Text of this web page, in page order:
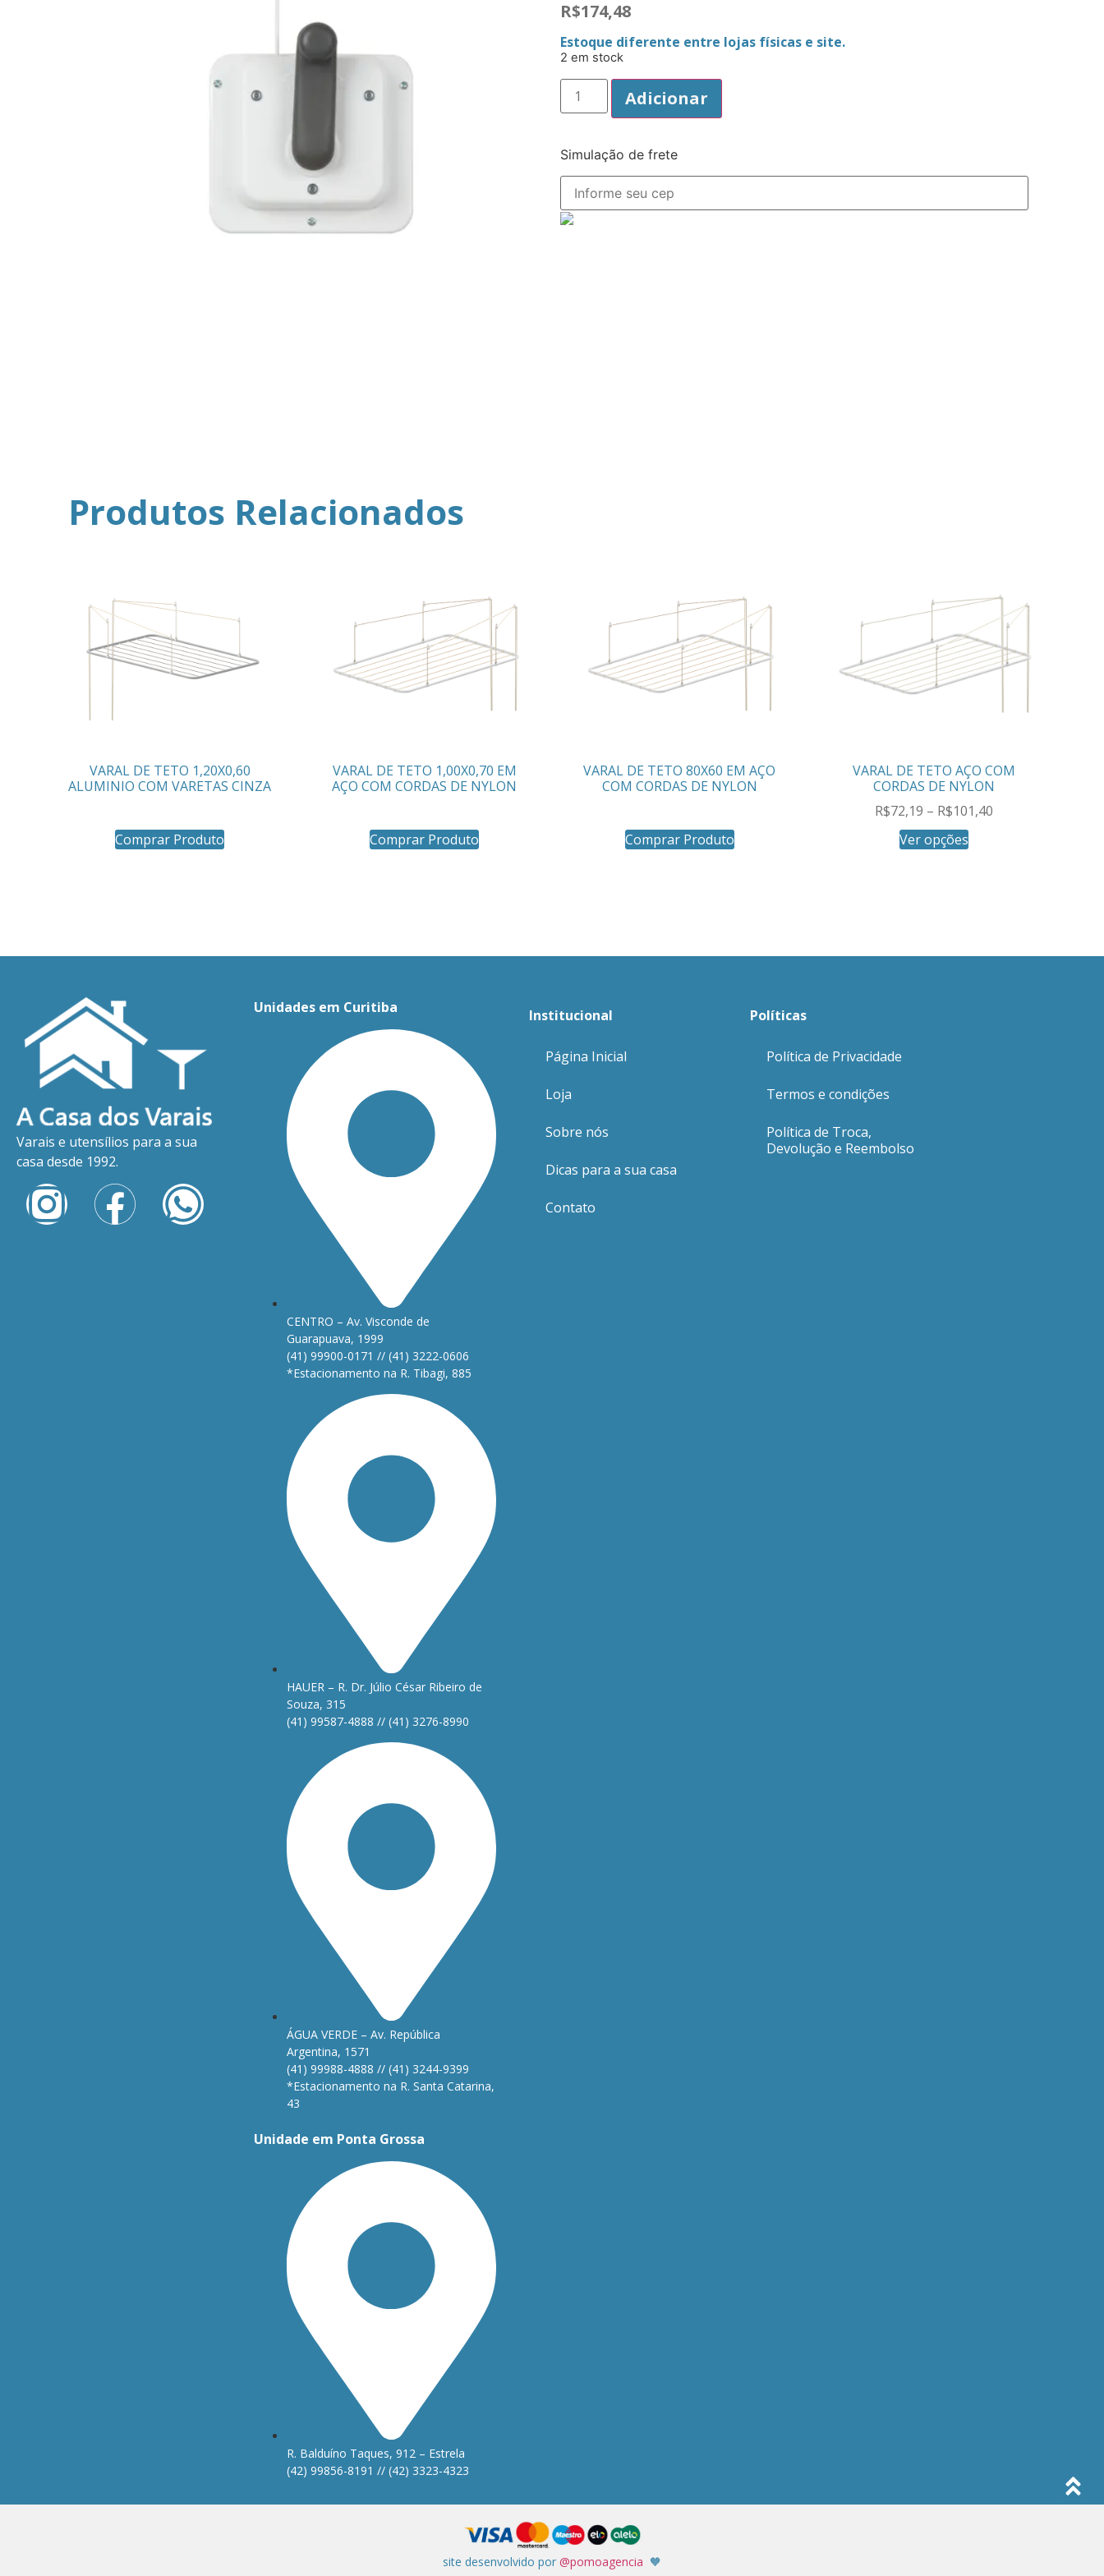
R$174,48
Estoque diferente entre lojas físicas e site.
2 em stock
Adicionar
Simulação de frete
Produtos Relacionados
VARAL DE TETO 1,20X0,60
ALUMINIO COM VARETAS CINZA
Comprar Produto
VARAL DE TETO 1,00X0,70 EM
AÇO COM CORDAS DE NYLON
Comprar Produto
VARAL DE TETO 80X60 EM AÇO
COM CORDAS DE NYLON
Comprar Produto
VARAL DE TETO AÇO COM
CORDAS DE NYLON
R$72,19 – R$101,40
Ver opções
Varais e utensílios para a sua
casa desde 1992.
Unidades em Curitiba
CENTRO – Av. Visconde de
Guarapuava, 1999
(41) 99900-0171 // (41) 3222-0606
*Estacionamento na R. Tibagi, 885
HAUER – R. Dr. Júlio César Ribeiro de
Souza, 315
(41) 99587-4888 // (41) 3276-8990
ÁGUA VERDE – Av. República
Argentina, 1571
(41) 99988-4888 // (41) 3244-9399
*Estacionamento na R. Santa Catarina,
43
Unidade em Ponta Grossa
R. Balduíno Taques, 912 – Estrela
(42) 99856-8191 // (42) 3323-4323
Institucional
Página Inicial
Loja
Sobre nós
Dicas para a sua casa
Contato
Políticas
Política de Privacidade
Termos e condições
Política de Troca,
Devolução e Reembolso
site desenvolvido por @pomoagencia 🧡